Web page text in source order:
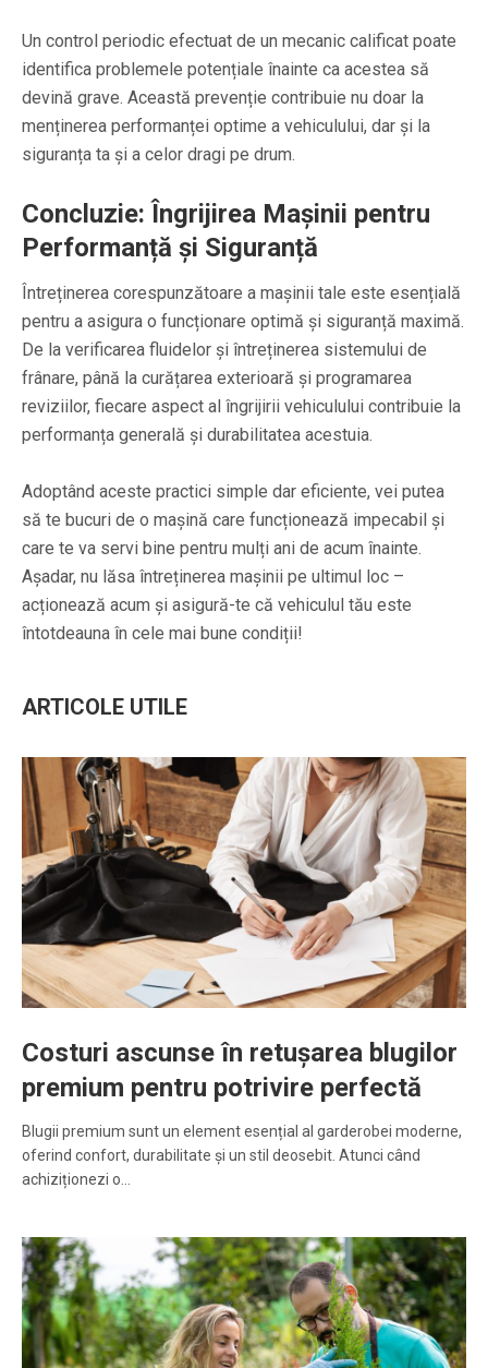
Un control periodic efectuat de un mecanic calificat poate
identifica problemele potențiale înainte ca acestea să
devină grave. Această prevenție contribuie nu doar la
menținerea performanței optime a vehiculului, dar și la
siguranța ta și a celor dragi pe drum.
Concluzie: Îngrijirea Mașinii pentru
Performanță și Siguranță
Întreținerea corespunzătoare a mașinii tale este esențială
pentru a asigura o funcționare optimă și siguranță maximă.
De la verificarea fluidelor și întreținerea sistemului de
frânare, până la curățarea exterioară și programarea
reviziilor, fiecare aspect al îngrijirii vehiculului contribuie la
performanța generală și durabilitatea acestuia.
Adoptând aceste practici simple dar eficiente, vei putea
să te bucuri de o mașină care funcționează impecabil și
care te va servi bine pentru mulți ani de acum înainte.
Așadar, nu lăsa întreținerea mașinii pe ultimul loc –
acționează acum și asigură-te că vehiculul tău este
întotdeauna în cele mai bune condiții!
ARTICOLE UTILE
Costuri ascunse în retușarea blugilor
premium pentru potrivire perfectă
Blugii premium sunt un element esențial al garderobei moderne,
oferind confort, durabilitate și un stil deosebit. Atunci când
achiziționezi o…